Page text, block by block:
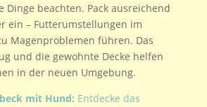
Dinge beachten. Pack ausreichend
ein – Futterumstellungen im
Magenproblemen führen. Das
und die gewohnte Decke helfen
in der neuen Umgebung.
mit Hund: Entdecke das